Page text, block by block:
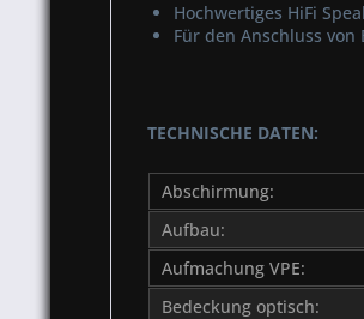
Hochwertiges HiFi
Für den Anschluss
TECHNISCHE DATEN:
Abschirmung:
Aufbau:
Aufmachung VPE:
Bedeckung optisch: